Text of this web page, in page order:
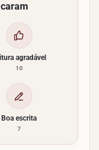
agradável
10
Boa escrita
7